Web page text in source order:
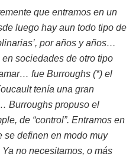
que entramos en un
luego hay aun todo tipo de
por años y años…
sociedades de otro tipo
fue Burroughs (*) el
tenía una gran
Burroughs propuso el
de “control”. Entramos en
se definen en modo muy
no necesitamos, o más